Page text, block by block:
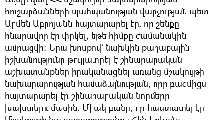
հուշարձանների պահպանության վարչության պետ
Արմեն Աբրոյանն հայտարարել էր, որ շենքը
հնարավոր էր փրկել, եթե հիմքը ժամանակին
ամրացվի։ Նրա խոսքով` նախկին քաղաքային
իշխանությունը թույլատրել է շինարարական
աշխատանքներ իրականացնել առանց մշակույթի
նախարարության համաձայնության, որը բազմիցս
հայտարարել էր շինարարական նորմերը
խախտելու մասին։ Միակ բանը, որ հաստատել էր